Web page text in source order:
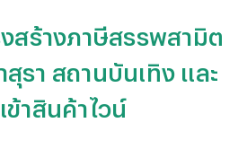
สร้างภาษีสรรพสามิต
รา สถานบันเทิง และ
ข้าสินค้าไวน์